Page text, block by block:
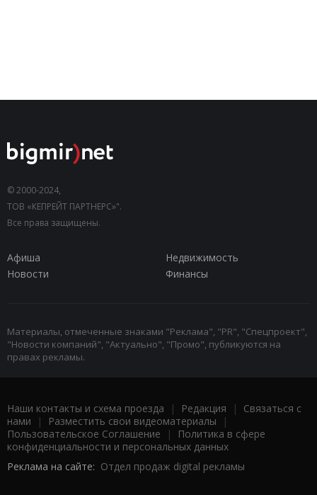
© 2000-2024,
ТОВ «КЕПРЕЙТ ПАРТНЕРС»".
Все права защищены.
Афиша
Недвижимость
Новости
Финансы
Материалы, отмеченные знаками "Реклама", "PR", "Спецпроект",
"Новости компаний", "Актуально", "Промо", публикуются на
правах рекламы.
Наши контакты и схема проезда | Редакция | Связаться с
нами | Разместить свои видеоматериалы |
Пользовательское Соглашение |
Политика в сфере
конфиденциальности и персональных данных
Реклама на сайте: Отдел продаж digital рекламы